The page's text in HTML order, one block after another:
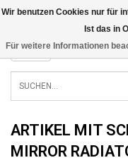
MENU
ARTIKEL MIT
MIRROR
Wir benutzen Cookies nur für
Ist das in
Für weitere Informationen